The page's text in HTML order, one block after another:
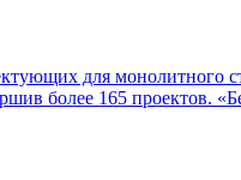
для монолитного
более 165 проектов.